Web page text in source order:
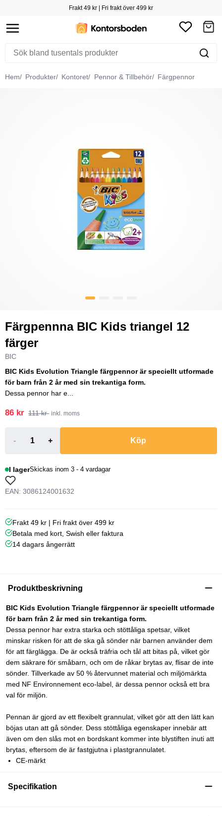
Frakt 49 kr | Fri frakt över 499 kr
Hem Produkter Kontoret Pennor & Tillbehör Färgpennor
Färgpennna BIC Kids triangel 12
färger
BIC
BIC Kids Evolution Triangle färgpennor är speciellt utformade
för barn från 2 år med sin trekantiga form.
Dessa pennor har e...
86 kr 111 kr inkl. moms
- + Köp
I lagerSkickas inom 3 - 4 vardagar
EAN: 3086124001632
Frakt 49 kr | Fri frakt över 499 kr
Betala med kort, Swish eller faktura
14 dagars ångerrätt
Produktbeskrivning
BIC Kids Evolution Triangle färgpennor är speciellt utformade
för barn från 2 år med sin trekantiga form.
Dessa pennor har extra starka och stöttåliga spetsar, vilket
minskar risken för att de ska gå sönder när barnen använder dem
för att färglägga. De är också träfria och tål att bitas på, vilket gör
dem säkrare för småbarn, och om de råkar brytas av, flisar de inte
sönder. Tillverkade av 50 % återvunnet material och miljömärkta
med NF Environnement eco-label, är dessa pennor också ett bra
val för miljön.
Pennan är gjord av ett flexibelt grannulat, vilket gör att den lätt kan
böjas utan att gå sönder. Dess stöttåliga egenskaper innebär att
även om den slås mot en bordskant kommer inte blystiften inuti att
brytas, eftersom de är fastgjutna i plastgrannulatet.
CE-märkt
Specifikation